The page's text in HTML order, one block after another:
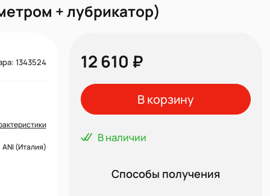
+ лубрикатор)
1343524
ANI (Италия)
12 610 ₽
В корзину
В наличии
Способы получения